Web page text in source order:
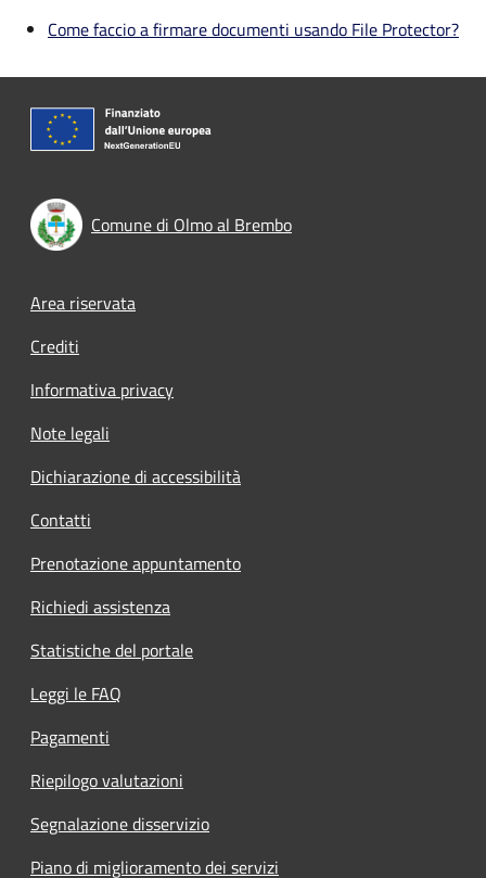
Come faccio a firmare documenti usando File Protector?
Comune di Olmo al Brembo
Footer menu
Area riservata
Crediti
Informativa privacy
Note legali
Dichiarazione di accessibilità
Contatti
Prenotazione appuntamento
Richiedi assistenza
Statistiche del portale
Leggi le FAQ
Pagamenti
Riepilogo valutazioni
Segnalazione disservizio
Piano di miglioramento dei servizi